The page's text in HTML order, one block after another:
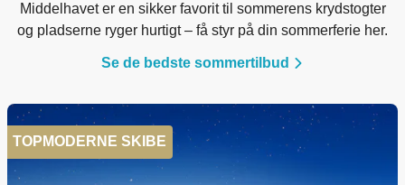
Middelhavet er en sikker favorit til sommerens krydstogter
og pladserne ryger hurtigt – få styr på din sommerferie her.
Se de bedste sommertilbud
TOPMODERNE SKIBE